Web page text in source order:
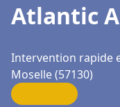
Atlantic
Intervention rapide
Moselle (57130)